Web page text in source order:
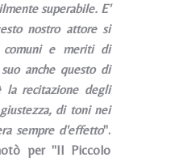
superabile. E'
nostro attore si
comuni e meriti di
anche questo di
la recitazione degli
di toni nei
sempre d'effetto".
per "Il Piccolo